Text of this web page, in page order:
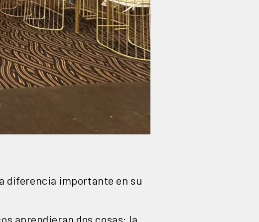
diferencia importante en su
aprendieran dos cosas: la